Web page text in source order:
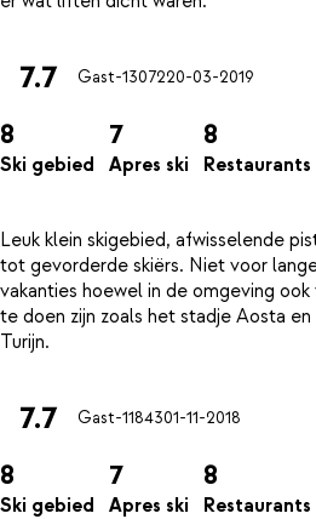
7.7 Gast-1307220-03-2019
8
Ski gebied
7
Apres ski
8
Restaurants
Leuk klein skigebied, afwisselende
tot gevorderde skiërs. Niet voor
vakanties hoewel in de omgeving
te doen zijn zoals het stadje Aosta
7.7 Gast-1184301-11-2018
8
Ski gebied
7
Apres ski
8
Restaurants